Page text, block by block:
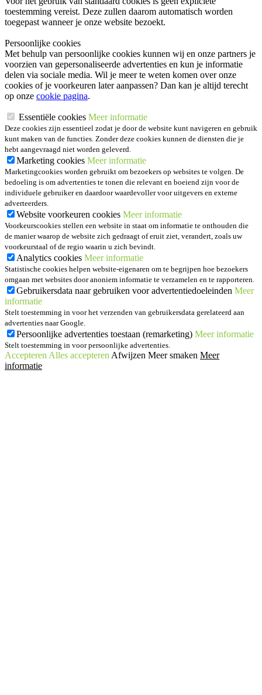
toestemming vereist. Deze zullen daarom automatisch worden
toegepast wanneer je onze website bezoekt.
Persoonlijke cookies
Met behulp van persoonlijke cookies kunnen wij en onze partners je
voorzien van gepersonaliseerde advertenties en kun je informatie
delen via sociale media. Wil je meer te weten komen over onze
cookies of je voorkeuren later aanpassen? Dan kan je altijd terecht
op onze cookie pagina.
Essentiële cookies Meer informatie
Deze cookies zijn essentieel zodat je door de website kunt navigeren en gebruik
kunt maken van de functies. Zonder deze cookies kunnen de diensten die je
hebt aangevraagd niet worden geleverd.
Marketing cookies Meer informatie
Marketingcookies worden gebruikt om bezoekers op websites te volgen. De
bedoeling is om advertenties te tonen die relevant en boeiend zijn voor de
individuele gebruiker en daardoor waardevoller voor uitgevers en externe
adverteerders.
Website voorkeuren cookies Meer informatie
Voorkeurscookies stellen een website in staat om informatie te onthouden die
de manier waarop de website zich gedraagt of eruit ziet, verandert, zoals uw
voorkeurstaal of de regio waarin u zich bevindt.
Analytics cookies Meer informatie
Statistische cookies helpen website-eigenaren om te begrijpen hoe bezoekers
omgaan met websites door anoniem informatie te verzamelen en te rapporteren.
Gebruikersdata naar gebruiken voor advertentiedoeleinden Meer
informatie
Stelt toestemming in voor het verzenden van gebruikersdata gerelateerd aan
advertenties naar Google.
Persoonlijke advertenties toestaan (remarketing) Meer informatie
Stelt toestemming in voor persoonlijke advertenties.
Accepteren Alles accepteren Afwijzen Meer smaken Meer
informatie